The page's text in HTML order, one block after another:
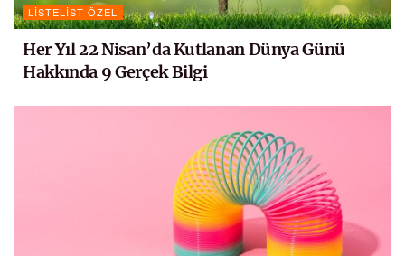
LISTELIST ÖZEL
Her Yıl 22 Nisan’da Kutlanan Dünya Günü
Hakkında 9 Gerçek Bilgi